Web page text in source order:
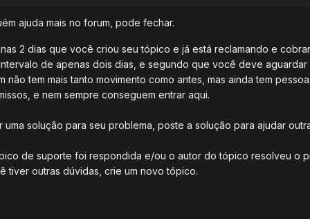
ajuda mais no forum, pode fechar.
2 dias que você criou seu tópico e já está reclamando e
de apenas dois dias, e segundo que você deve
não tem mais tanto movimento como antes, mas ainda tem
e nem sempre conseguem entrar aqui.
uma solução para seu problema, poste a solução para ajudar
de suporte foi respondida e/ou o autor do tópico resolveu o
tiver outras dúvidas, crie um novo tópico.